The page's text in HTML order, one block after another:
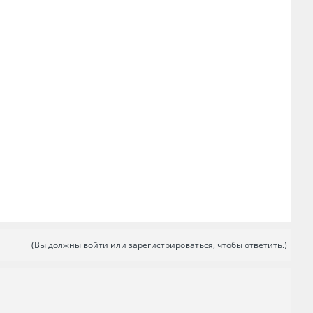
(Вы должны войти или зарегистрироваться, чтобы ответить.)